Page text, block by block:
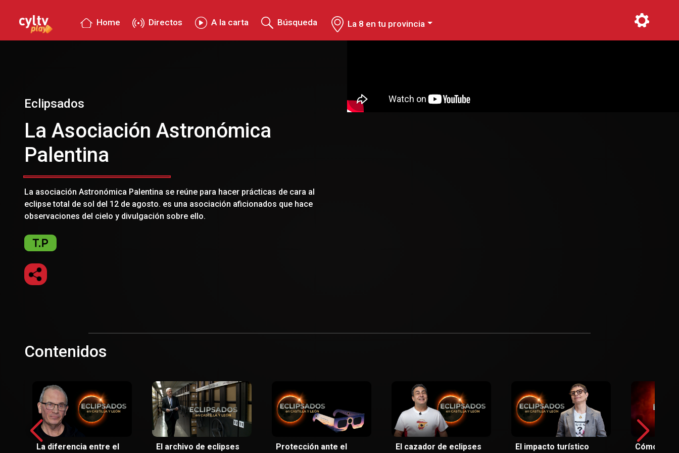
Home Directos A la carta Búsqueda La 8 en tu provincia
Eclipsados
La Asociación Astronómica
Palentina
La asociación Astronómica Palentina se reúne para hacer prácticas de cara al
eclipse total de sol del 12 de agosto. es una asociación aficionados que hace
observaciones del cielo y divulgación sobre ello.
Contenidos
La diferencia entre el El archivo de eclipses Protección ante el El cazador de eclipses El impacto turístico Cómo se